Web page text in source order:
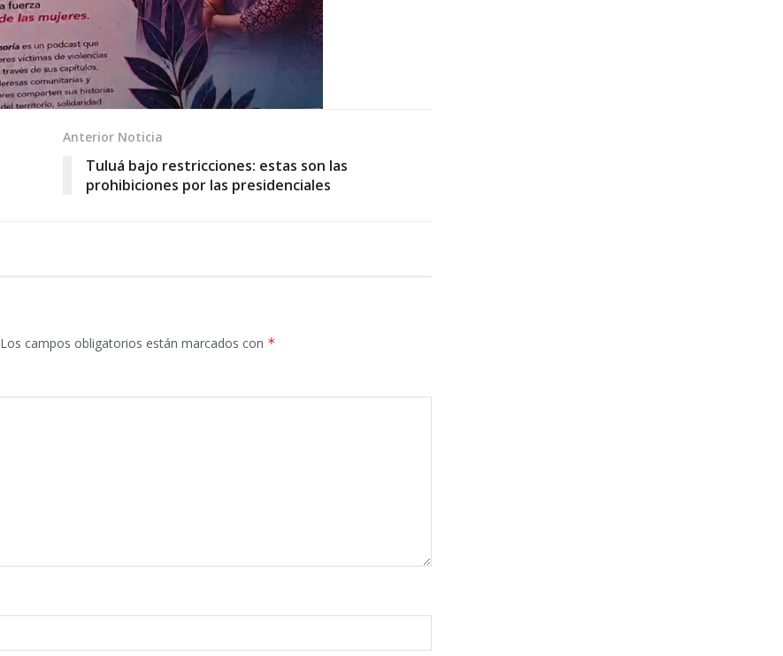
Anterior Noticia
Tuluá bajo restricciones: estas son las
prohibiciones por las presidenciales
Los campos obligatorios están marcados con *